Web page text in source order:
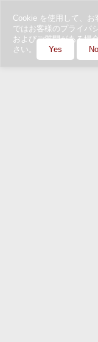
Cookie を使用して、
ではお客様のプライバ
およびご質問がある場
さい。
Yes No